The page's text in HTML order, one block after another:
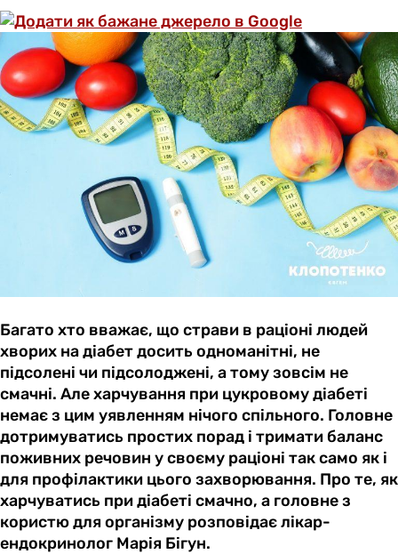
Багато хто вважає, що страви в раціоні людей
хворих на діабет досить одноманітні, не
підсолені чи підсолоджені, а тому зовсім не
смачні. Але харчування при цукровому діабеті
немає з цим уявленням нічого спільного. Головне
дотримуватись простих порад і тримати баланс
поживних речовин у своєму раціоні так само як і
для профілактики цього захворювання. Про те, як
харчуватись при діабеті смачно, а головне з
користю для організму розповідає лікар-
ендокринолог Марія Бігун.